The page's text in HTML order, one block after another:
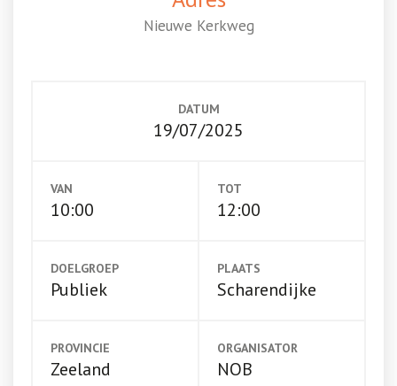
Nieuwe Kerkweg
DATUM
19/07/2025
VAN
10:00
TOT
12:00
DOELGROEP
Publiek
PLAATS
Scharendijke
PROVINCIE
Zeeland
ORGANISATOR
NOB